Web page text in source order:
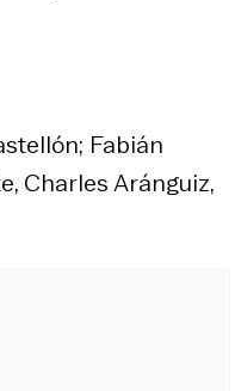
Fabián
Charles Aránguiz,